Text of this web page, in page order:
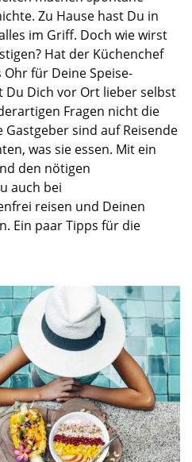
Zu Hause hast Du in
im Griff. Doch wie wirst
Hat der Küchenchef
für Deine Speise-
Du Dich vor Ort lieber selbst
Fragen nicht die
Gastgeber sind auf Reisende
was sie essen. Mit ein
den nötigen
auch bei
reisen und Deinen
Ein paar Tipps für die